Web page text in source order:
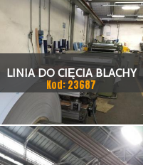
LINIA DO CIĘCIA BLACHY
1.500 X 1,5 (2,5) MM
Kod: 23687